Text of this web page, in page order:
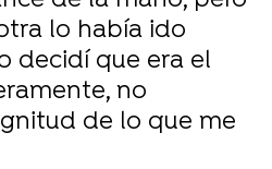
lo había ido
decidí que era el
no
de lo que me